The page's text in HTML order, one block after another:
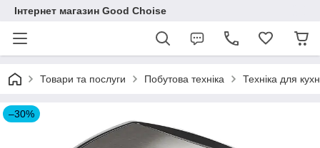
Інтернет магазин Good Choise
Товари та послуги Побутова техніка Техніка для
–30%